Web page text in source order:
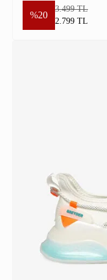
%20
3.499 TL
2.799 TL